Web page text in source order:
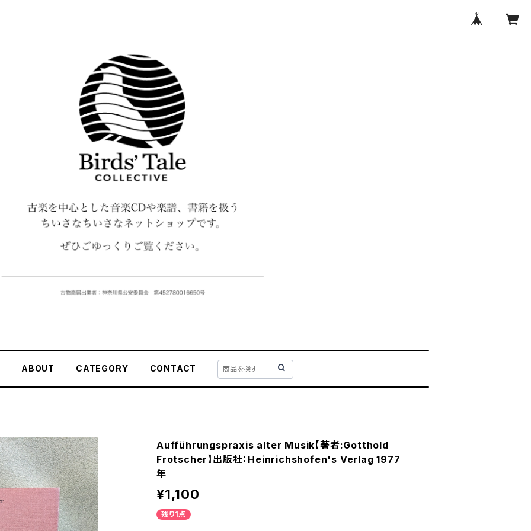
ABOUT CATEGORY CONTACT
Aufführungspraxis alter Musik【著者:Gotthold
Frotscher】出版社：Heinrichshofen's Verlag 1977
年
¥1,100
残り1点